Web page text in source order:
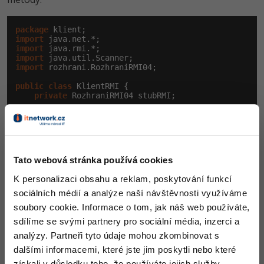
Tato webová stránka používá cookies
K personalizaci obsahu a reklam, poskytování funkcí
sociálních médií a analýze naší návštěvnosti využíváme
soubory cookie. Informace o tom, jak náš web používáte,
sdílíme se svými partnery pro sociální média, inzerci a
analýzy. Partneři tyto údaje mohou zkombinovat s
dalšími informacemi, které jste jim poskytli nebo které
package
import
import
import
import rozhrani.RozhraniRMI04;
public
class KlientRMI {
private RozhraniRMI04 stubRMI;
private
//  format "rmi://21.15.45.33:1099/
String lanString = "rmi://"+s+":"+port+"/
        }
catch (MalformedURLException |
            e.printStackTrace();
        }
    }
private
void zavolameSdileneMetody(Scanner key)
try {
            stubRMI.zavolejVOID();
            System.out.print(
"Vlozte String : "
String s = key.nextLine();